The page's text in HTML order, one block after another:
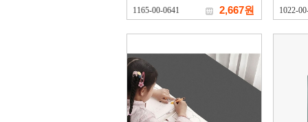
1165-00-0641 2,667원 1022-